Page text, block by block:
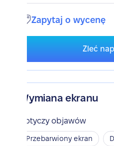
Zapytaj o wycenę
Zleć
Wymiana ekranu
Dotyczy objawów
Przebarwiony ekran